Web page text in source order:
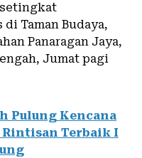
Taman Budaya,
Panaragan Jaya,
Jumat pagi
Pulung Kencana
Terbaik I